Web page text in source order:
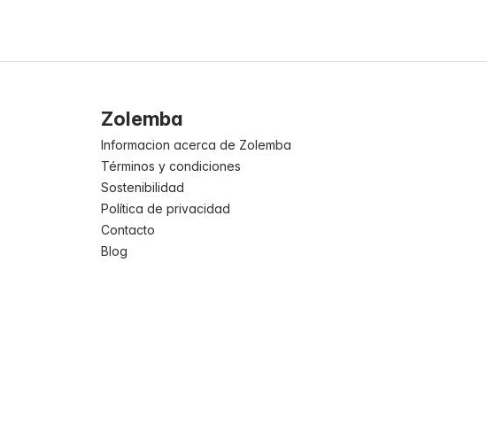
Zolemba
Informacion acerca de Zolemba
Términos y condiciones
Sostenibilidad
Política de privacidad
Contacto
Blog